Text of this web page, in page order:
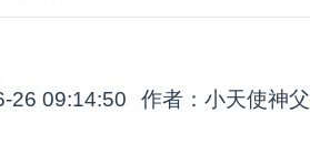
26 09:14:50 作者：小天使神父